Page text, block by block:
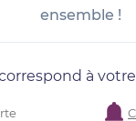
ensemble !
à